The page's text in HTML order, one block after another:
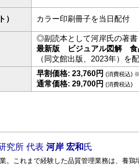
） カラー印刷冊子を当日配付
◎副読本として河岸氏の著書
最新版 ビジュアル図解 食
（同文館出版、2023年）を
早割価格: 23,760円 (消費税込)
通常価格: 29,700円 (消費税込)
究所 代表 河岸 宏和 氏
。これまで経験した品質管理業務は、養